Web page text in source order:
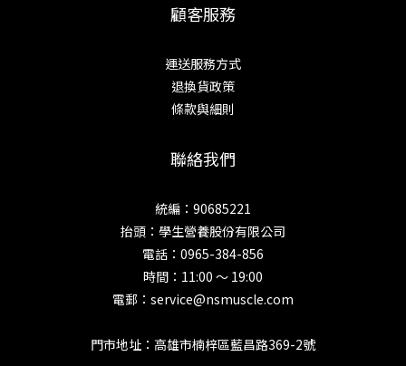
顧客服務
運送服務方式
退換貨政策
條款與細則
聯絡我們
統編：90685221
抬頭：學生營養股份有限公司
電話：0965-384-856
時間：11:00 ～ 19:00
電郵：service@nsmuscle.com
門市地址：高雄市楠梓區藍昌路369-2號